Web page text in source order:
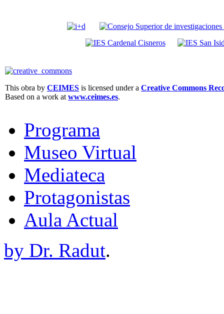
This obra by CEIMES is licensed under a Creative Commons
Based on a work at www.ceimes.es.
Programa
Museo Virtual
Mediateca
Protagonistas
Aula Actual
by Dr. Radut.